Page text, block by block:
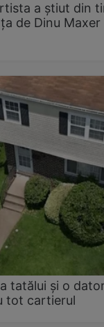
a știut din
de Dinu Maxer
tatălui și o
tot cartierul